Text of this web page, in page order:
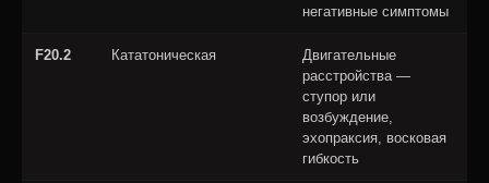
негативные симптомы
F20.2 Кататоническая
Двигательные
расстройства —
ступор или
возбуждение,
эхопраксия, восковая
гибкость